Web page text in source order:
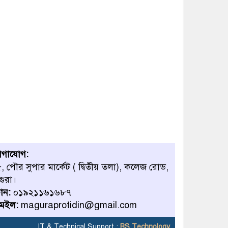
পৌর সুপার মার্কেট ( দ্বিতীয় তলা), কলেজ রোড,
০১৯২১১৬১৬৮৭
maguraprotidin@gmail.com